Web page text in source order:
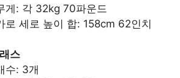
게: 각 32kg 70파운드
로 세로 높이 합: 158cm 62인치
스
수: 3개